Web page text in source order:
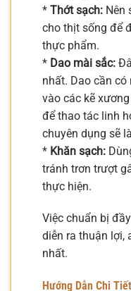
* Thớt sạch: Nên
cho thịt sống để
thực phẩm.
* Dao mài sắc:
nhất. Dao cần
vào các kẽ
để thao tác linh
chuyên dụng sẽ
* Khăn sạch:
tránh trơn trượt
thực hiện.
Việc chuẩn bị
diễn ra thuận lợi,
nhất.
Hướng Dẫn Chi